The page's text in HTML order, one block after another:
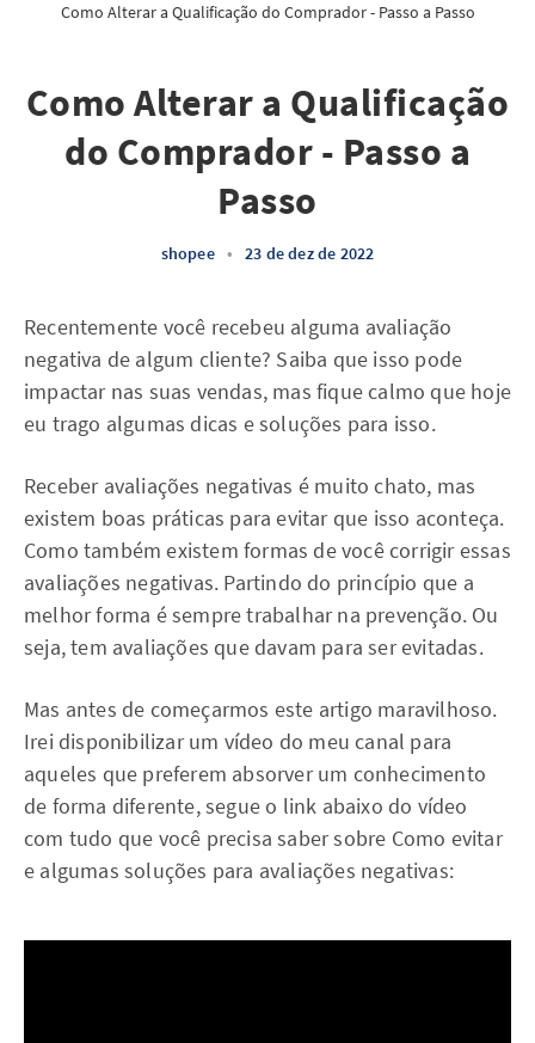
Como Alterar a Qualificação do Comprador - Passo a Passo
Como Alterar a Qualificação
do Comprador - Passo a
Passo
shopee • 23 de dez de 2022
Recentemente você recebeu alguma avaliação
negativa de algum cliente? Saiba que isso pode
impactar nas suas vendas, mas fique calmo que hoje
eu trago algumas dicas e soluções para isso.
Receber avaliações negativas é muito chato, mas
existem boas práticas para evitar que isso aconteça.
Como também existem formas de você corrigir essas
avaliações negativas. Partindo do princípio que a
melhor forma é sempre trabalhar na prevenção. Ou
seja, tem avaliações que davam para ser evitadas.
Mas antes de começarmos este artigo maravilhoso.
Irei disponibilizar um vídeo do meu canal para
aqueles que preferem absorver um conhecimento
de forma diferente, segue o link abaixo do vídeo
com tudo que você precisa saber sobre Como evitar
e algumas soluções para avaliações negativas: